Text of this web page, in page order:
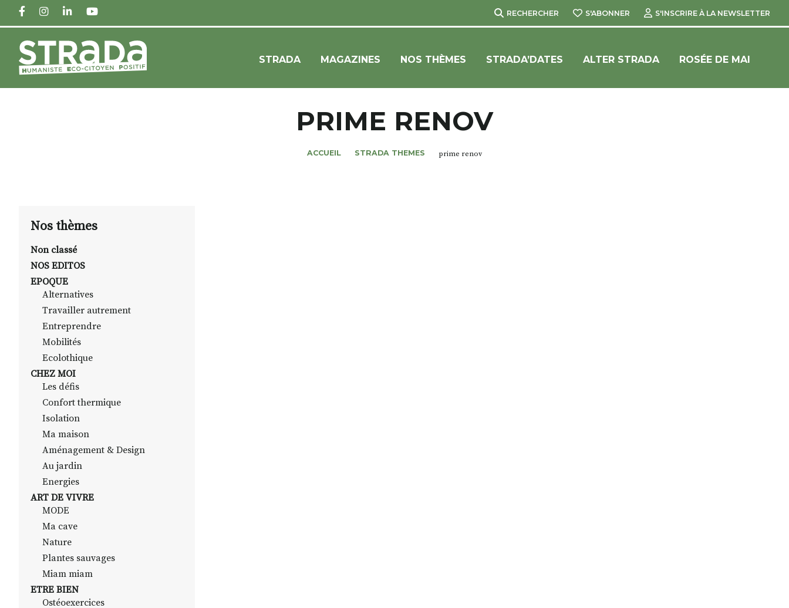
FACEBOOKINSTAGRAM
LINKEDINYOUTUBE RECHERCHER S'ABONNER S'INSCRIRE À LA NEWSLETTER
STRADA MAGAZINES NOS THÈMES STRADA’DATES ALTER STRADA ROSÉE DE MAI
PRIME RENOV
ACCUEIL STRADA THEMES prime renov
Nos thèmes
Non classé
NOS EDITOS
EPOQUE
Alternatives
Travailler autrement
Entreprendre
Mobilités
Ecolothique
CHEZ MOI
Les défis
Confort thermique
Isolation
Ma maison
Aménagement & Design
Au jardin
Energies
ART DE VIVRE
MODE
Ma cave
Nature
Plantes sauvages
Miam miam
ETRE BIEN
Ostéoexercices